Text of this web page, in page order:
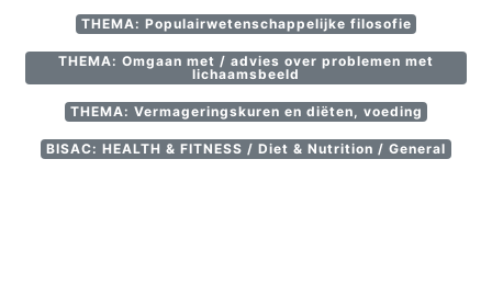
THEMA: Populairwetenschappelijke filosofie
THEMA: Omgaan met / advies over problemen met
lichaamsbeeld
THEMA: Vermageringskuren en diëten, voeding
BISAC: HEALTH & FITNESS / Diet & Nutrition / General